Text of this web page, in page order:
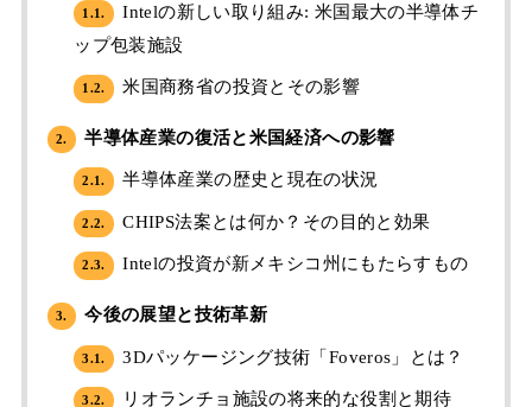
1.1.
Intelの新しい取り組み: 米国最大の半導体チ
ップ包装施設
1.2. 米国商務省の投資とその影響
2. 半導体産業の復活と米国経済への影響
2.1. 半導体産業の歴史と現在の状況
2.2. CHIPS法案とは何か？その目的と効果
2.3. Intelの投資が新メキシコ州にもたらすもの
3. 今後の展望と技術革新
3.1. 3Dパッケージング技術「Foveros」とは？
3.2. リオランチョ施設の将来的な役割と期待